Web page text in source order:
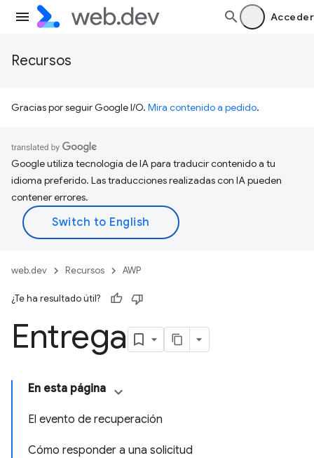
Acceder
Recursos
Gracias por seguir Google I/O. Mira contenido a pedido.
Google utiliza tecnología de IA para traducir contenido a tu
idioma preferido. Las traducciones realizadas con IA pueden
contener errores.
web.dev Recursos AWP
¿Te ha resultado útil?
Entrega
En esta página
El evento de recuperación
Cómo responder a una solicitud